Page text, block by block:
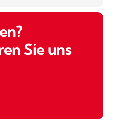
Sie uns